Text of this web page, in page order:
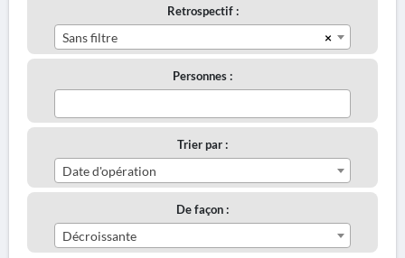
Retrospectif :
×
Sans filtre
Personnes :
Trier par :
Date d'opération
De façon :
Décroissante